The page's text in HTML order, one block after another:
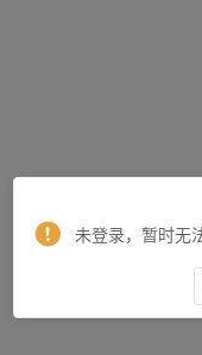
未登录，暂时无